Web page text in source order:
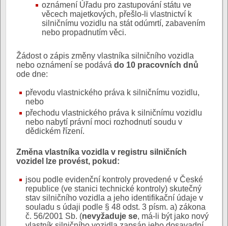
oznámení Úřadu pro zastupování státu ve
věcech majetkových, přešlo-li vlastnictví k
silničnímu vozidlu na stát odúmrtí, zabavením
nebo propadnutím věci.
Žádost o zápis změny vlastníka silničního vozidla
nebo oznámení se podává do 10 pracovních dnů
ode dne:
převodu vlastnického práva k silničnímu vozidlu,
nebo
přechodu vlastnického práva k silničnímu vozidlu
nebo nabytí právní moci rozhodnutí soudu v
dědickém řízení.
Změna vlastníka vozidla v registru silničních
vozidel lze provést, pokud:
jsou podle evidenční kontroly provedené v České
republice (ve stanici technické kontroly) skutečný
stav silničního vozidla a jeho identifikační údaje v
souladu s údaji podle § 48 odst. 3 písm. a) zákona
č. 56/2001 Sb. (nevyžaduje se, má-li být jako nový